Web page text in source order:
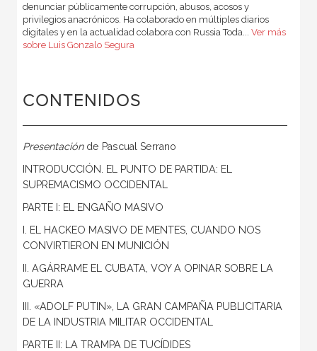
denunciar públicamente corrupción, abusos, acosos y
privilegios anacrónicos. Ha colaborado en múltiples diarios
digitales y en la actualidad colabora con Russia Toda... Ver más
sobre Luis Gonzalo Segura
CONTENIDOS
Presentaciónde Pascual Serrano
INTRODUCCIÓN. EL PUNTO DE PARTIDA: EL
SUPREMACISMO OCCIDENTAL
PARTE I: EL ENGAÑO MASIVO
I. EL HACKEO MASIVO DE MENTES, CUANDO NOS
CONVIRTIERON EN MUNICIÓN
II. AGÁRRAME EL CUBATA, VOY A OPINAR SOBRE LA
GUERRA
III. «ADOLF PUTIN», LA GRAN CAMPAÑA PUBLICITARIA
DE LA INDUSTRIA MILITAR OCCIDENTAL
PARTE II: LA TRAMPA DE TUCÍDIDES